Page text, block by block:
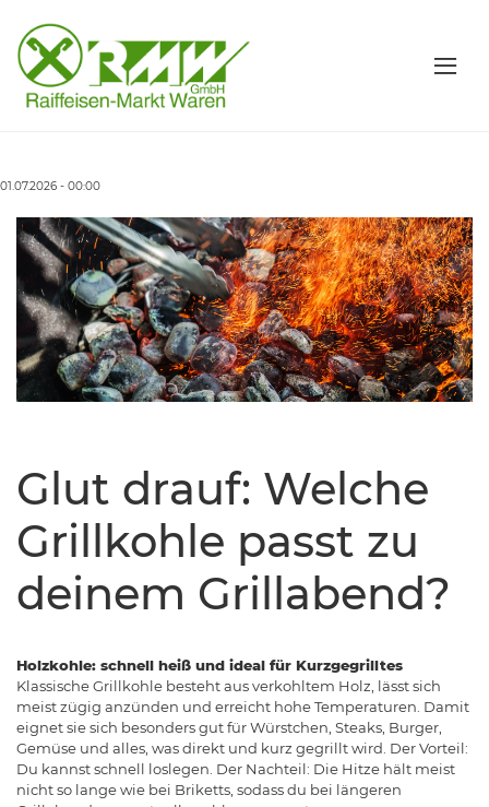
01.07.2026 - 00:00
Glut drauf: Welche
Grillkohle passt zu
deinem Grillabend?
Holzkohle: schnell heiß und ideal für Kurzgegrilltes
Klassische Grillkohle besteht aus verkohltem Holz, lässt sich
meist zügig anzünden und erreicht hohe Temperaturen. Damit
eignet sie sich besonders gut für Würstchen, Steaks, Burger,
Gemüse und alles, was direkt und kurz gegrillt wird. Der Vorteil:
Du kannst schnell loslegen. Der Nachteil: Die Hitze hält meist
nicht so lange wie bei Briketts, sodass du bei längeren